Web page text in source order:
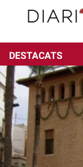
DESTACATS